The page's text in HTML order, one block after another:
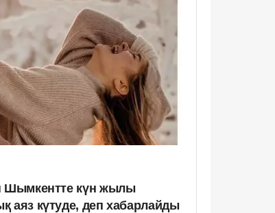
Шымкентте күн жылы
аяз күтуде, деп хабарлайды